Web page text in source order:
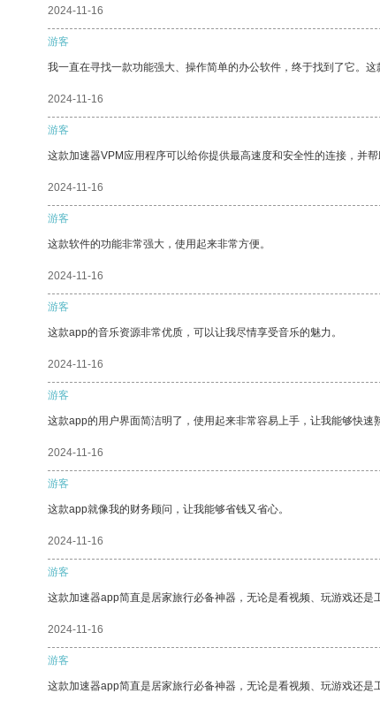
2024-11-16
游客
我一直在寻找一款功能强大、操作简单的办公软件，终于找到了它。
2024-11-16
游客
这款加速器VPM应用程序可以给你提供最高速度和安全性的连接，并帮
2024-11-16
游客
这款软件的功能非常强大，使用起来非常方便。
2024-11-16
游客
这款app的音乐资源非常优质，可以让我尽情享受音乐的魅力。
2024-11-16
游客
这款app的用户界面简洁明了，使用起来非常容易上手，让我能够快速
2024-11-16
游客
这款app就像我的财务顾问，让我能够省钱又省心。
2024-11-16
游客
这款加速器app简直是居家旅行必备神器，无论是看视频、玩游戏还
2024-11-16
游客
这款加速器app简直是居家旅行必备神器，无论是看视频、玩游戏还是